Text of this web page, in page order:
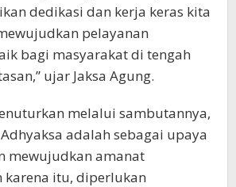
dedikasi dan kerja keras kita
pelayanan
bagi masyarakat di tengah
ujar Jaksa Agung.
melalui sambutannya,
adalah sebagai upaya
mewujudkan amanat
karena itu, diperlukan